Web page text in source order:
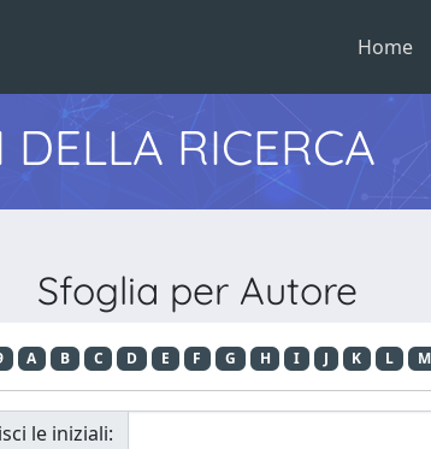
Home
RICERCA
Sfoglia per Autore
A B C D E F G H I J K L M
le iniziali: